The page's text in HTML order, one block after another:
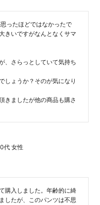
ったほどではなかったで
きいですがなんとなくサマ
、さらっとしていて気持ち
しょうか？そのが気になり
きましたが他の商品も購さ
代 女性
購入しました。年齢的に綺
したが、このパンツは不思